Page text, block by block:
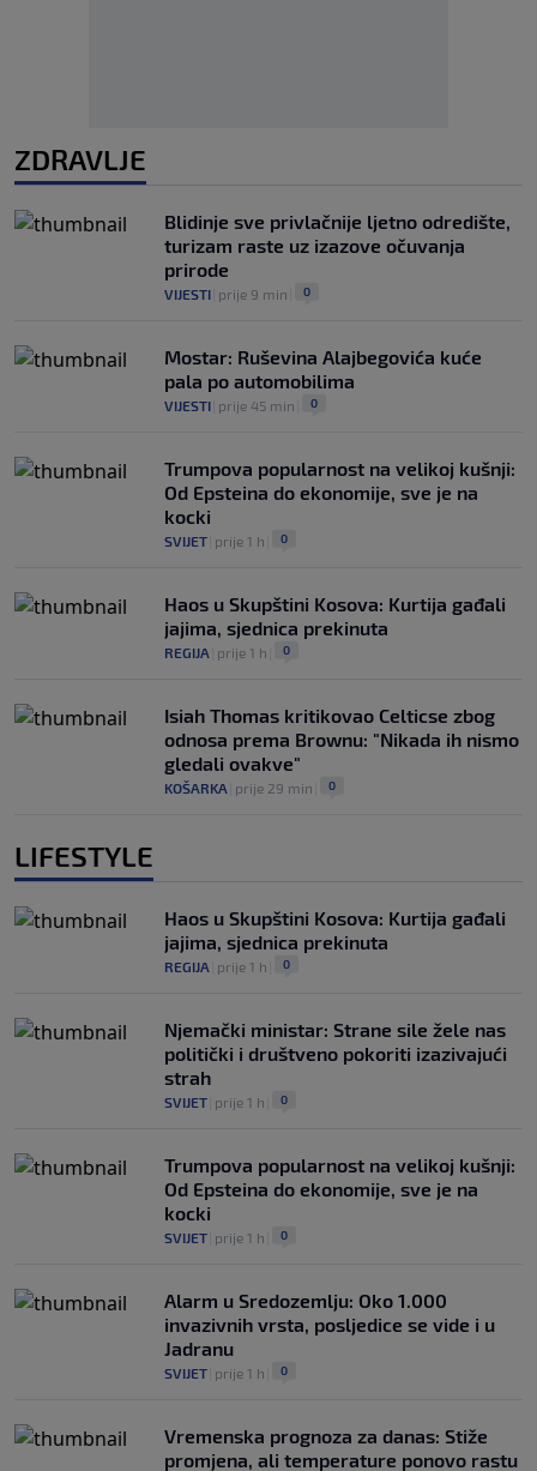
ZDRAVLJE
Blidinje sve privlačnije ljetno odredište,
turizam raste uz izazove očuvanja
prirode
VIJESTI prije 9 min 0
Mostar: Ruševina Alajbegovića kuće
pala po automobilima
VIJESTI prije 45 min 0
Trumpova popularnost na velikoj kušnji:
Od Epsteina do ekonomije, sve je na
kocki
SVIJET prije 1 h 0
Haos u Skupštini Kosova: Kurtija gađali
jajima, sjednica prekinuta
REGIJA prije 1 h 0
Isiah Thomas kritikovao Celticse zbog
odnosa prema Brownu: "Nikada ih nismo
gledali ovakve"
KOŠARKA prije 29 min 0
LIFESTYLE
Haos u Skupštini Kosova: Kurtija gađali
jajima, sjednica prekinuta
REGIJA prije 1 h 0
Njemački ministar: Strane sile žele nas
politički i društveno pokoriti izazivajući
strah
SVIJET prije 1 h 0
Trumpova popularnost na velikoj kušnji:
Od Epsteina do ekonomije, sve je na
kocki
SVIJET prije 1 h 0
Alarm u Sredozemlju: Oko 1.000
invazivnih vrsta, posljedice se vide i u
Jadranu
SVIJET prije 1 h 0
Vremenska prognoza za danas: Stiže
promjena, ali temperature ponovo rastu